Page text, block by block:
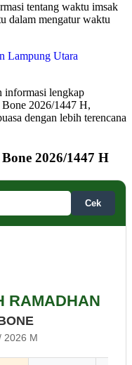
tentang waktu imsak
dalam mengatur waktu
Lampung Utara
informasi lengkap
2026/1447 H,
dengan lebih terencana
2026/1447 H
Cek
RAMADHAN
2026 M